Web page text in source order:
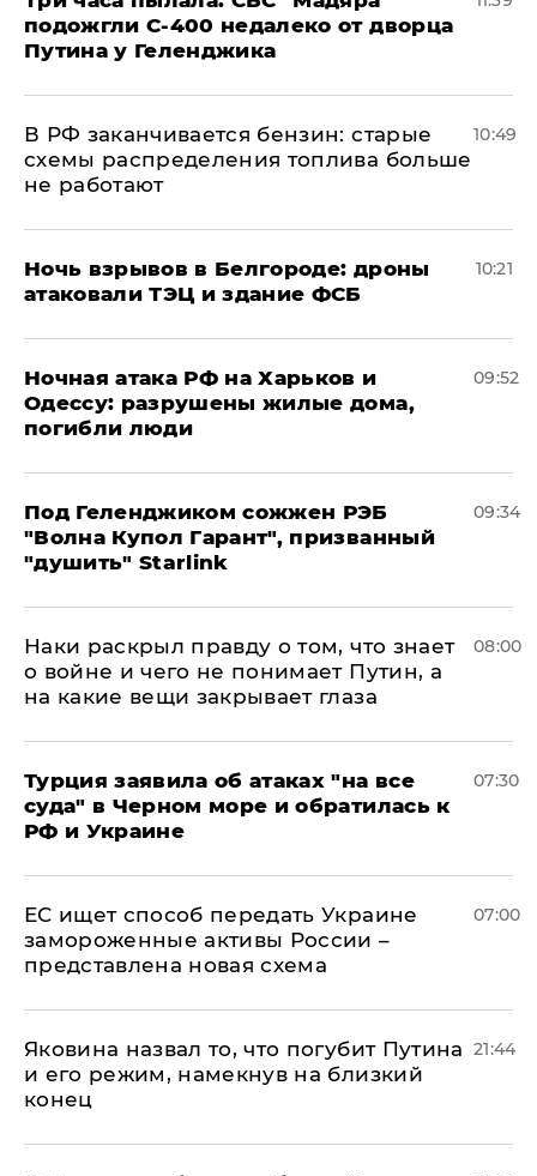
подожгли С-400 недалеко от дворца
Путина у Геленджика
​В РФ заканчивается бензин: старые
схемы распределения топлива больше
не работают
10:49
​Ночь взрывов в Белгороде: дроны
атаковали ТЭЦ и здание ФСБ
10:21
​Ночная атака РФ на Харьков и
Одессу: разрушены жилые дома,
погибли люди
09:52
Под Геленджиком сожжен РЭБ
"Волна Купол Гарант", призванный
"душить" Starlink
09:34
Наки раскрыл правду о том, что знает
о войне и чего не понимает Путин, а
на какие вещи закрывает глаза
08:00
Турция заявила об атаках "на все
суда" в Черном море и обратилась к
РФ и Украине
07:30
ЕС ищет способ передать Украине
замороженные активы России –
представлена новая схема
07:00
Яковина назвал то, что погубит Путина
и его режим, намекнув на близкий
конец
21:44